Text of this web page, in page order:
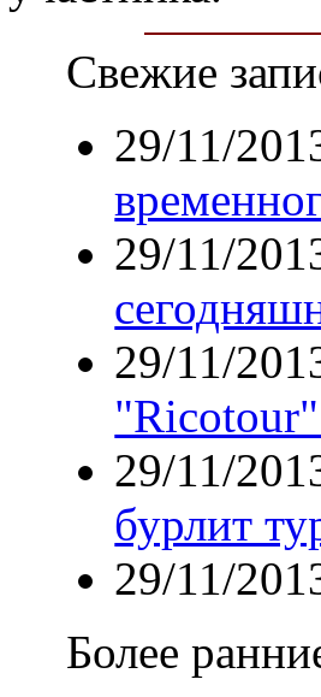
Свежие
29/11/
29/11/
29/11/
29/11/
бурлит
29/11/
Более